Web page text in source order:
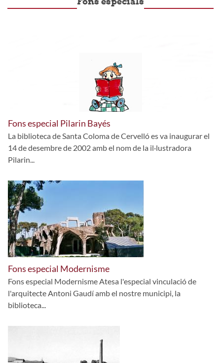
Fons especial Pilarin Bayés
La biblioteca de Santa Coloma de Cervelló es va inaugurar el
14 de desembre de 2002 amb el nom de la il·lustradora
Pilarin...
Fons especial Modernisme
Fons especial Modernisme Atesa l'especial vinculació de
l'arquitecte Antoni Gaudí amb el nostre municipi, la
biblioteca...